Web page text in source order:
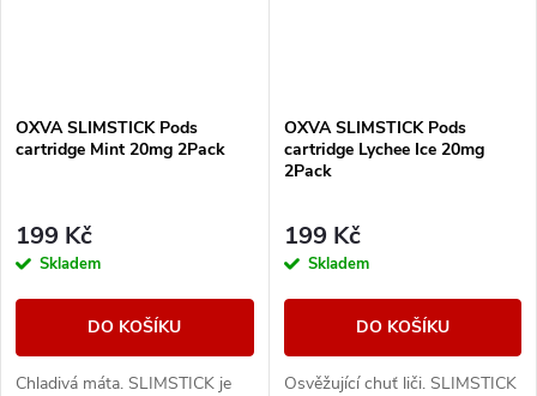
OXVA SLIMSTICK Pods
cartridge Mint 20mg 2Pack
199 Kč
Skladem
DO KOŠÍKU
Chladivá máta. SLIMSTICK je
OXVA SLIMSTICK Pods
cartridge Lychee Ice 20mg
2Pack
199 Kč
Skladem
DO KOŠÍKU
Osvěžující chuť liči. SLIMSTICK